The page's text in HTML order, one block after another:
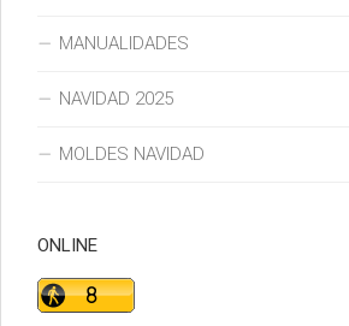
MANUALIDADES
NAVIDAD 2025
MOLDES NAVIDAD
ONLINE